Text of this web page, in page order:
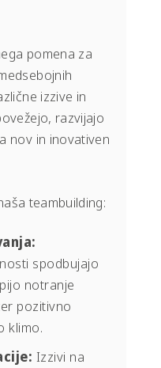
pomena za
izzive in
razvijajo
nov in inovativen
teambuilding:
spodbujajo
notranje
pozitivno
klimo.
Izzivi na